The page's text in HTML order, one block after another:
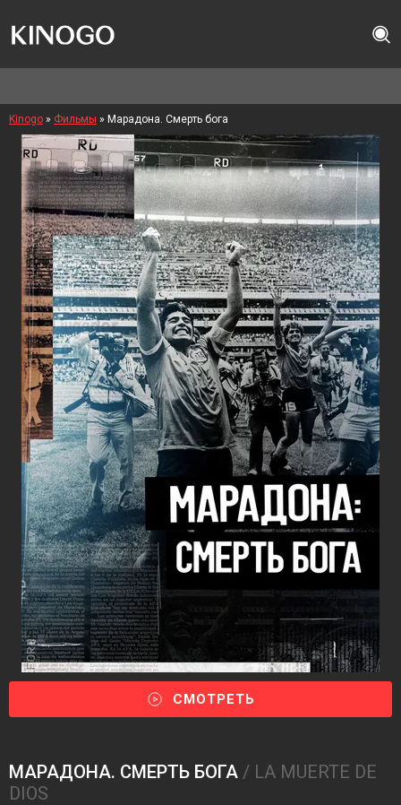
Kinogo » Фильмы » Марадона. Смерть бога
СМОТРЕТЬ
МАРАДОНА. СМЕРТЬ БОГА / LA MUERTE DE
DIOS